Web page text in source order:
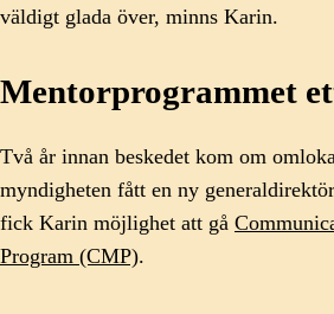
väldigt glada över, minns Karin.
Mentorprogrammet
Två år innan beskedet kom om
myndigheten fått en ny
fick Karin möjlighet att gå
Program (CMP).